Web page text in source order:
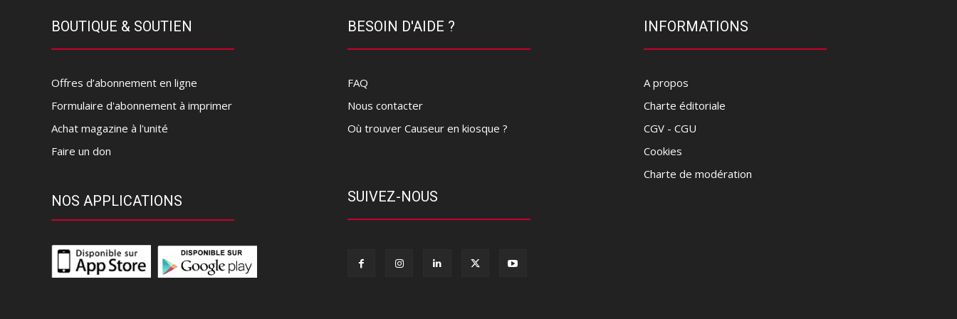
BOUTIQUE & SOUTIEN
Offres d’abonnement en ligne
Formulaire d'abonnement à imprimer
Achat magazine à l'unité
Faire un don
NOS APPLICATIONS
BESOIN D'AIDE ?
FAQ
Nous contacter
Où trouver Causeur en kiosque ?
SUIVEZ-NOUS
INFORMATIONS
A propos
Charte éditoriale
CGV - CGU
Cookies
Charte de modération